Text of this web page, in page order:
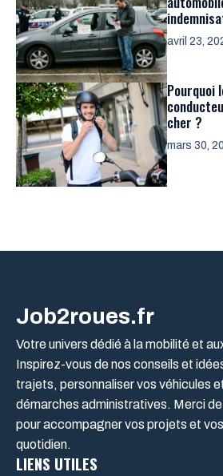
avril 23,
Pourquoi
cher ?
mars 30,
Job2roues.fr
Votre univers dédié à la mobilité et
Inspirez-vous de nos conseils et
trajets, personnaliser vos véhicules
démarches administratives. Merci
pour accompagner vos projets et
quotidien.
LIENS UTILES